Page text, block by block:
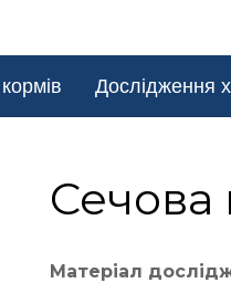
Дослідження
Сечова
Матеріал